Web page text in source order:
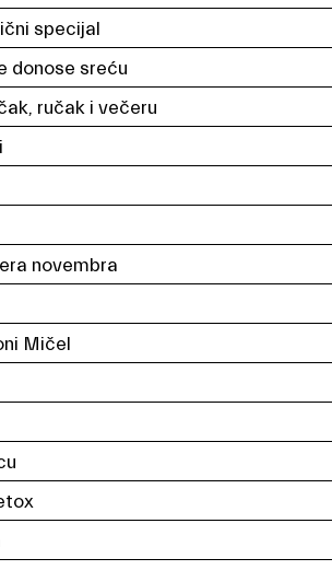
specijal
donose sreću
ručak i večeru
novembra
Mičel